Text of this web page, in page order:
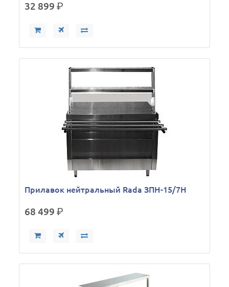
32 899р.
Прилавок нейтральный Rada ЗПН-15/7Н
68 499р.